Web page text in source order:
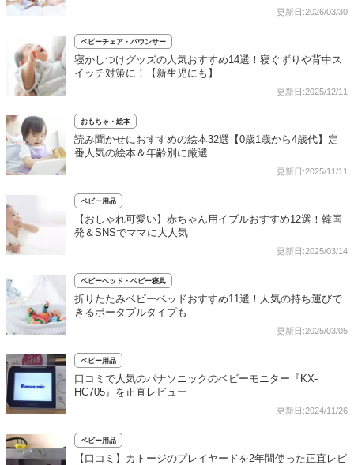
更新日:2026/03/30
ベビーチェア・バウンサー
寝かしつけグッズの人気おすすめ14選！寝ぐずりや背中ス
イッチ対策に！【新生児にも】
更新日:2025/12/11
おもちゃ・絵本
読み聞かせにおすすめの絵本32選【0歳1歳から4歳代】定
番人気の絵本＆年齢別に厳選
更新日:2025/11/11
ベビー用品
【おしゃれ可愛い】赤ちゃん用イブルおすすめ12選！韓国
発＆SNSでママに大人気
更新日:2025/03/14
ベビーベッド・ベビー寝具
折りたたみベビーベッドおすすめ11選！人気の持ち運びで
きるポータブルタイプも
更新日:2025/03/05
ベビー用品
口コミで人気のパナソニックのベビーモニター『KX-
HC705』を正直レビュー
更新日:2024/11/26
ベビー用品
【口コミ】カトージのプレイヤードを2年間使った正直レビ